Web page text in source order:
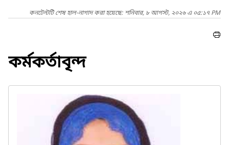
কনটেন্টটি শেষ হাল-নাগাদ করা হয়েছে: শনিবার, ৮ আগস্ট, ২০২৬ এ ০৫:১৭ PM
কর্মকর্তাবৃন্দ